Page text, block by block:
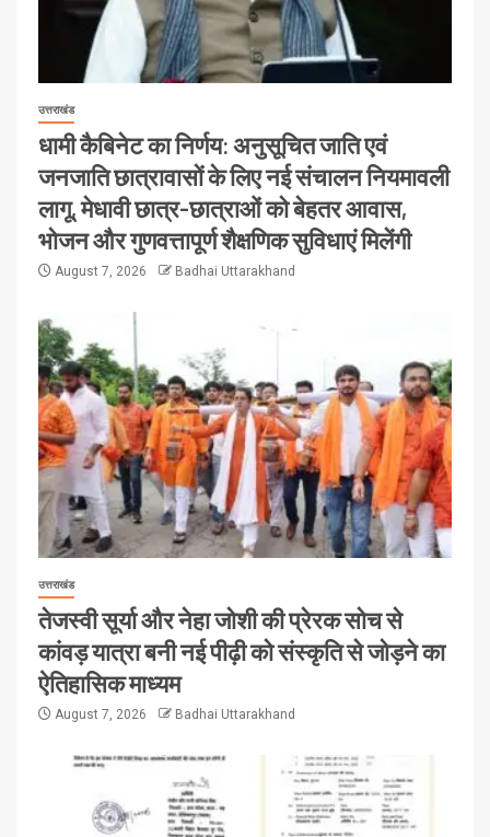
उत्तराखंड
धामी कैबिनेट का निर्णय: अनुसूचित जाति एवं
जनजाति छात्रावासों के लिए नई संचालन नियमावली
लागू, मेधावी छात्र-छात्राओं को बेहतर आवास,
भोजन और गुणवत्तापूर्ण शैक्षणिक सुविधाएं मिलेंगी
August 7, 2026 Badhai Uttarakhand
उत्तराखंड
तेजस्वी सूर्या और नेहा जोशी की प्रेरक सोच से
कांवड़ यात्रा बनी नई पीढ़ी को संस्कृति से जोड़ने का
ऐतिहासिक माध्यम
August 7, 2026 Badhai Uttarakhand